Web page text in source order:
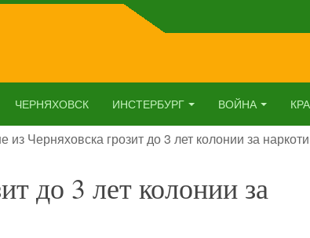
ЧЕРНЯХОВСК ИНСТЕРБУРГ ВОЙНА
Черняховска грозит до 3 лет колонии за
до 3 лет колонии за